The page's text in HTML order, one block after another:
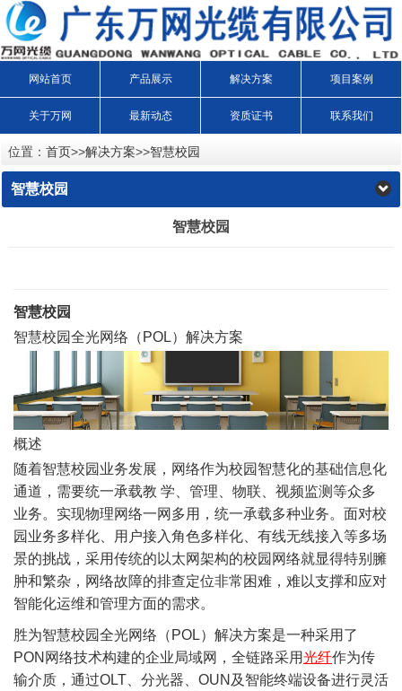
网站首页 产品展示 解决方案 项目案例
关于万网 最新动态 资质证书 联系我们
位置： 首页>>解决方案>>智慧校园
智慧校园
智慧校园
智慧校园
智慧校园全光网络（POL）解决方案
概述
随着智慧校园业务发展，网络作为校园智慧化的基础信息化
通道，需要统一承载教 学、管理、物联、视频监测等众多
业务。实现物理网络一网多用，统一承载多种业务。面对校
园业务多样化、用户接入角色多样化、有线无线接入等多场
景的挑战，采用传统的以太网架构的校园网络就显得特别臃
肿和繁杂，网络故障的排查定位非常困难，难以支撑和应对
智能化运维和管理方面的需求。
胜为智慧校园全光网络（POL）解决方案是一种采用了
PON网络技术构建的企业局域网，全链路采用光纤作为传
输介质，通过OLT、分光器、OUN及智能终端设备进行灵活